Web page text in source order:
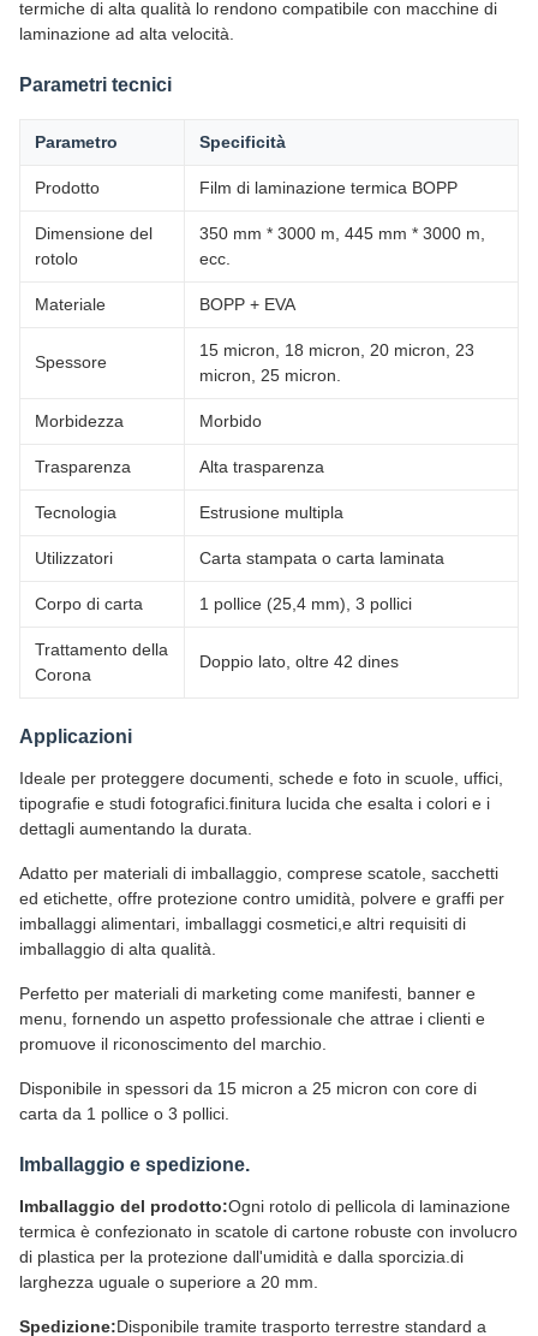
termiche di alta qualità lo rendono compatibile con macchine di
laminazione ad alta velocità.
Parametri tecnici
Parametro Specificità
Prodotto Film di laminazione termica BOPP
Dimensione del
rotolo
350 mm * 3000 m, 445 mm * 3000 m,
ecc.
Materiale BOPP + EVA
Spessore
15 micron, 18 micron, 20 micron, 23
micron, 25 micron.
Morbidezza Morbido
Trasparenza Alta trasparenza
Tecnologia Estrusione multipla
Utilizzatori Carta stampata o carta laminata
Corpo di carta 1 pollice (25,4 mm), 3 pollici
Trattamento della
Corona
Doppio lato, oltre 42 dines
Applicazioni
Ideale per proteggere documenti, schede e foto in scuole, uffici,
tipografie e studi fotografici.finitura lucida che esalta i colori e i
dettagli aumentando la durata.
Adatto per materiali di imballaggio, comprese scatole, sacchetti
ed etichette, offre protezione contro umidità, polvere e graffi per
imballaggi alimentari, imballaggi cosmetici,e altri requisiti di
imballaggio di alta qualità.
Perfetto per materiali di marketing come manifesti, banner e
menu, fornendo un aspetto professionale che attrae i clienti e
promuove il riconoscimento del marchio.
Disponibile in spessori da 15 micron a 25 micron con core di
carta da 1 pollice o 3 pollici.
Imballaggio e spedizione.
Imballaggio del prodotto:Ogni rotolo di pellicola di laminazione
termica è confezionato in scatole di cartone robuste con involucro
di plastica per la protezione dall'umidità e dalla sporcizia.di
larghezza uguale o superiore a 20 mm.
Spedizione:Disponibile tramite trasporto terrestre standard a